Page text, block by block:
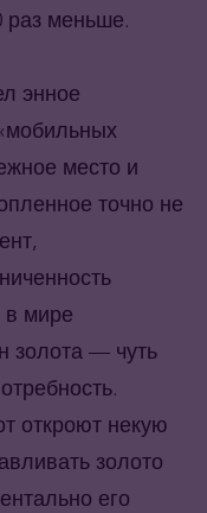
раз меньше.
энное
место и
точно не
в мире
золота — чуть
откроют некую
золото
его